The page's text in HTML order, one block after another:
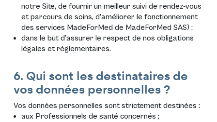
notre Site, de fournir un meilleur suivi de rendez-vous
et parcours de soins, d’améliorer le fonctionnement
des services MadeForMed de MadeForMed SAS) ;
dans le but d’assurer le respect de nos obligations
légales et réglementaires.
6. Qui sont les destinataires de
vos données personnelles ?
Vos données personnelles sont strictement destinées :
aux Professionnels de santé concernés ;